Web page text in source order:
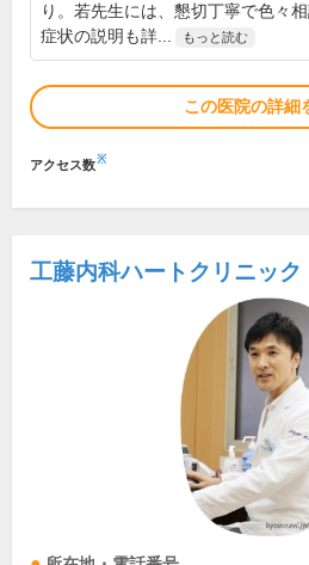
り。若先生には、懇切丁寧で色々
症状の説明も詳...
もっと読む
この医院の詳細
アクセス数※
工藤内科ハートクリニック